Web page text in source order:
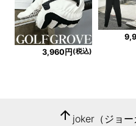
3,960円 (税込)
arrow_upward joker（ジョ